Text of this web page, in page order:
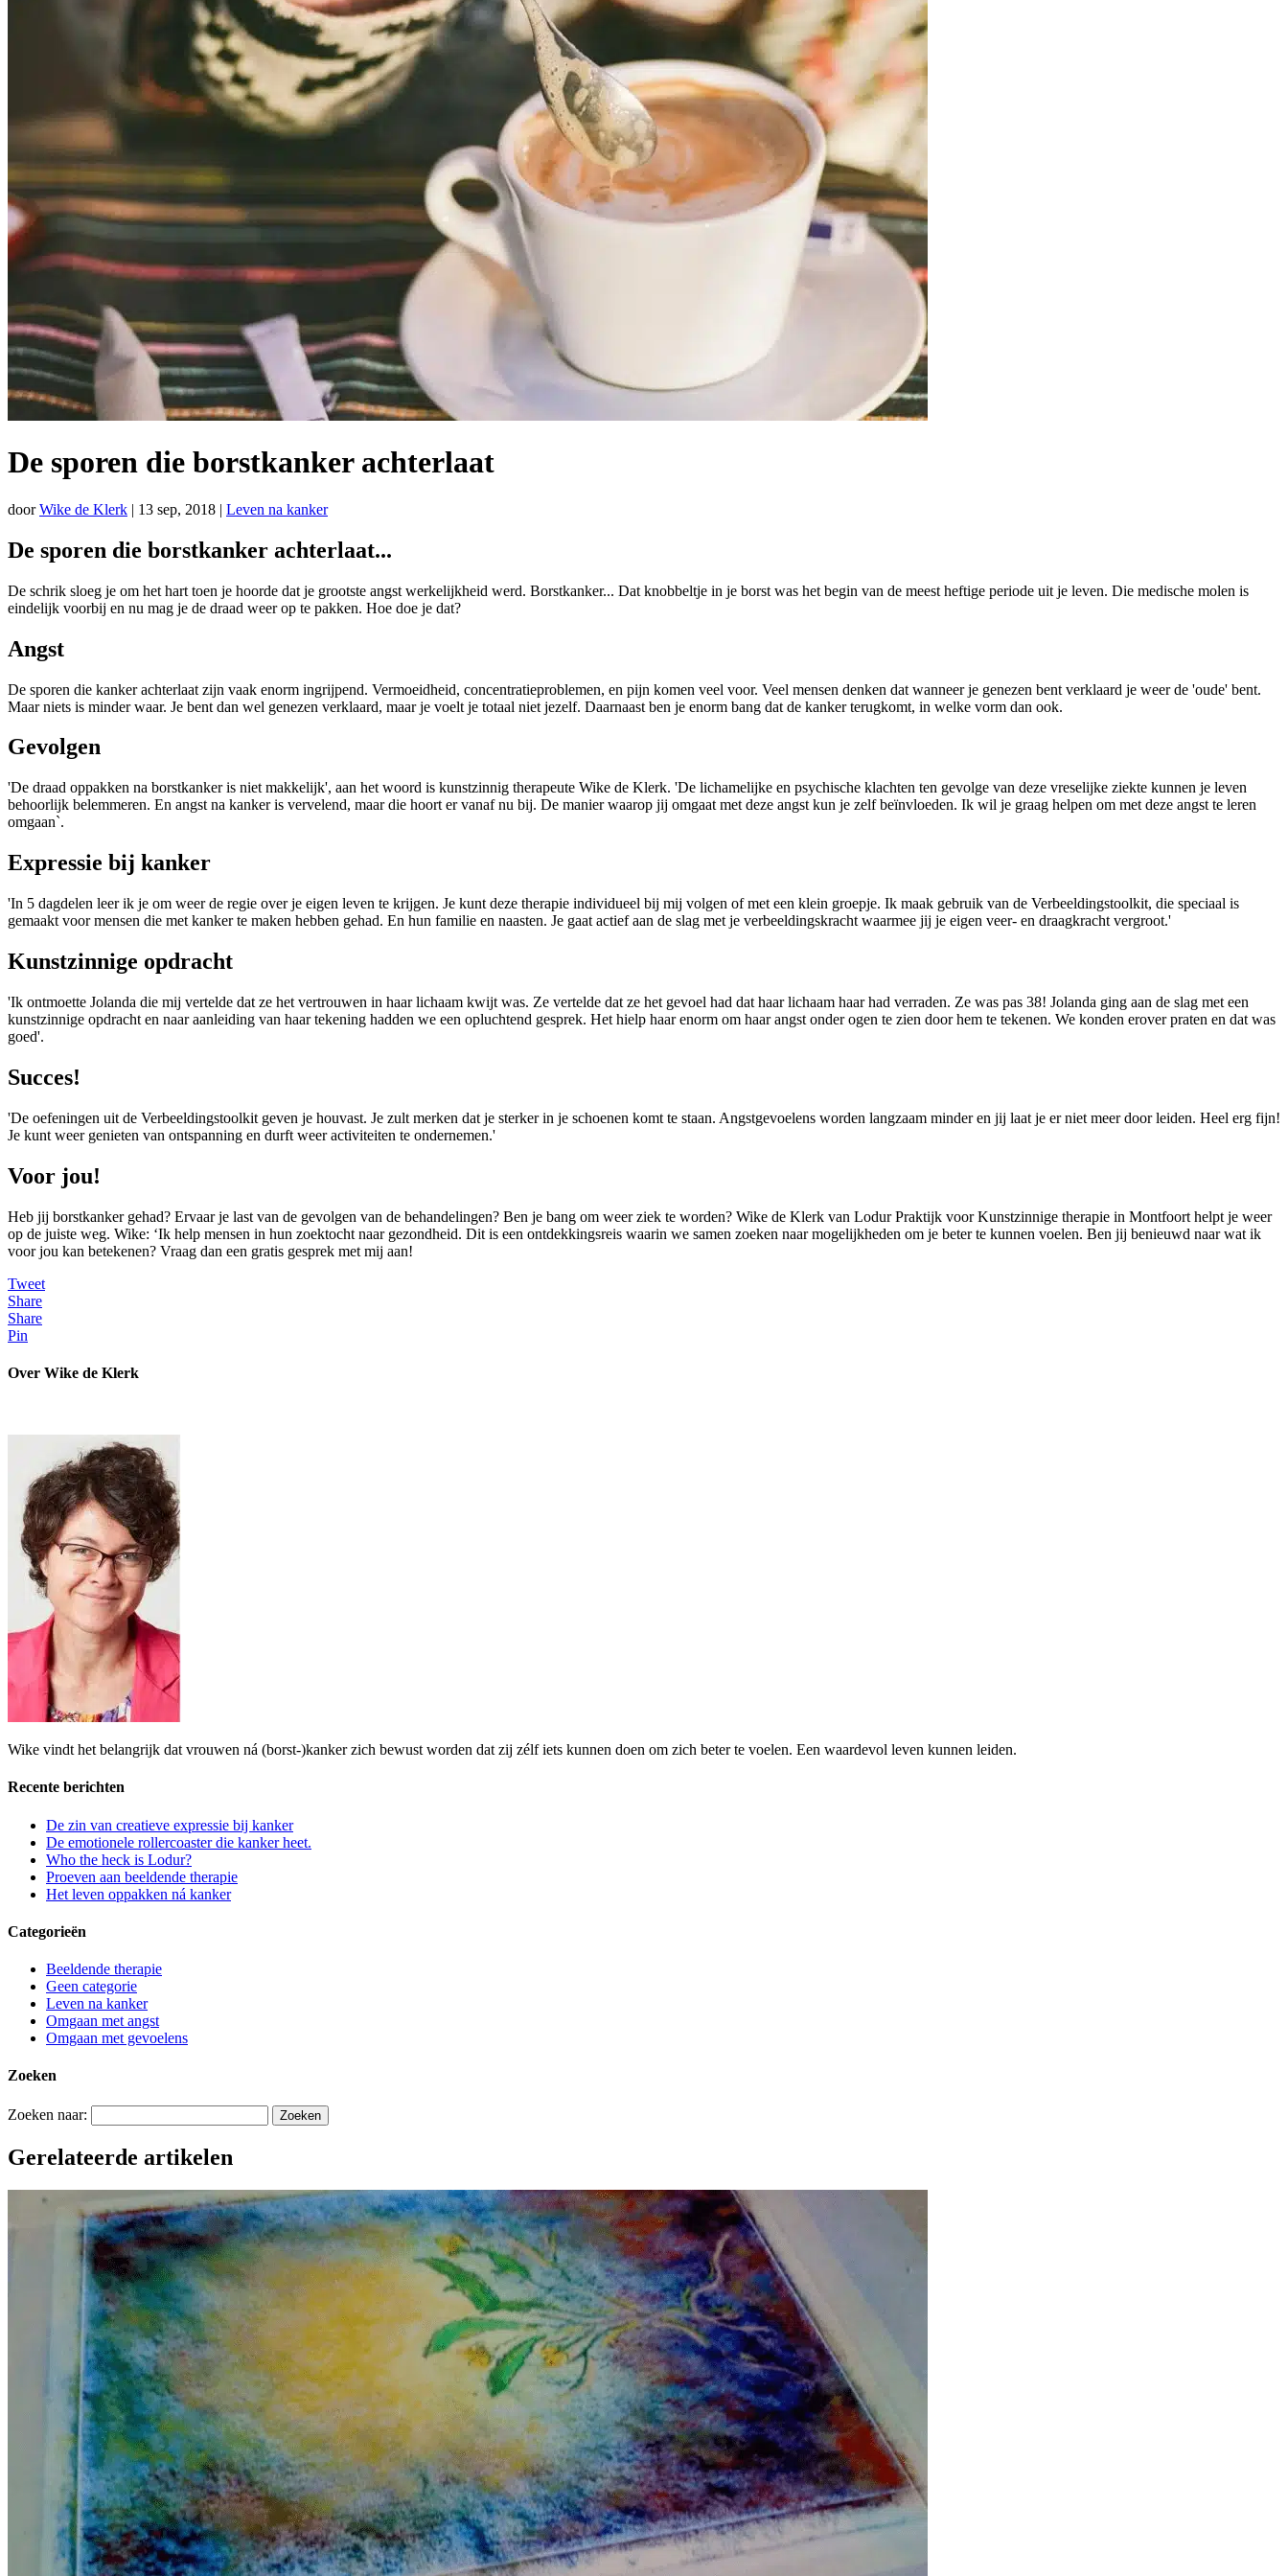
De sporen die borstkanker achterlaat
doorWike de Klerk | 13 sep, 2018 | Leven na kanker
De sporen die borstkanker achterlaat...
De schrik sloeg je om het hart toen je hoorde dat je grootste angst werkelijkheid werd. Borstkanker... Dat knobbeltje in je borst was het begin van de meest heftige periode uit je leven. Die medische molen is
eindelijk voorbij en nu mag je de draad weer op te pakken. Hoe doe je dat?
Angst
De sporen die kanker achterlaat zijn vaak enorm ingrijpend. Vermoeidheid, concentratieproblemen, en pijn komen veel voor. Veel mensen denken dat wanneer je genezen bent verklaard je weer de 'oude' bent.
Maar niets is minder waar. Je bent dan wel genezen verklaard, maar je voelt je totaal niet jezelf. Daarnaast ben je enorm bang dat de kanker terugkomt, in welke vorm dan ook.
Gevolgen
'De draad oppakken na borstkanker is niet makkelijk', aan het woord is kunstzinnig therapeute Wike de Klerk. 'De lichamelijke en psychische klachten ten gevolge van deze vreselijke ziekte kunnen je leven
behoorlijk belemmeren. En angst na kanker is vervelend, maar die hoort er vanaf nu bij. De manier waarop jij omgaat met deze angst kun je zelf beïnvloeden. Ik wil je graag helpen om met deze angst te leren
omgaan`.
Expressie bij kanker
'In 5 dagdelen leer ik je om weer de regie over je eigen leven te krijgen. Je kunt deze therapie individueel bij mij volgen of met een klein groepje. Ik maak gebruik van de Verbeeldingstoolkit, die speciaal is
gemaakt voor mensen die met kanker te maken hebben gehad. En hun familie en naasten. Je gaat actief aan de slag met je verbeeldingskracht waarmee jij je eigen veer- en draagkracht vergroot.'
Kunstzinnige opdracht
'Ik ontmoette Jolanda die mij vertelde dat ze het vertrouwen in haar lichaam kwijt was. Ze vertelde dat ze het gevoel had dat haar lichaam haar had verraden. Ze was pas 38! Jolanda ging aan de slag met een
kunstzinnige opdracht en naar aanleiding van haar tekening hadden we een opluchtend gesprek. Het hielp haar enorm om haar angst onder ogen te zien door hem te tekenen. We konden erover praten en dat was
goed'.
Succes!
'De oefeningen uit de Verbeeldingstoolkit geven je houvast. Je zult merken dat je sterker in je schoenen komt te staan. Angstgevoelens worden langzaam minder en jij laat je er niet meer door leiden. Heel erg fijn!
Je kunt weer genieten van ontspanning en durft weer activiteiten te ondernemen.'
Voor jou!
Heb jij borstkanker gehad? Ervaar je last van de gevolgen van de behandelingen? Ben je bang om weer ziek te worden? Wike de Klerk van Lodur Praktijk voor Kunstzinnige therapie in Montfoort helpt je weer
op de juiste weg. Wike: ‘Ik help mensen in hun zoektocht naar gezondheid. Dit is een ontdekkingsreis waarin we samen zoeken naar mogelijkheden om je beter te kunnen voelen. Ben jij benieuwd naar wat ik
voor jou kan betekenen? Vraag dan een gratis gesprek met mij aan!
Tweet
Share
Share
Pin
Over Wike de Klerk
Wike vindt het belangrijk dat vrouwen ná (borst-)kanker zich bewust worden dat zij zélf iets kunnen doen om zich beter te voelen. Een waardevol leven kunnen leiden.
Recente berichten
De zin van creatieve expressie bij kanker
De emotionele rollercoaster die kanker heet.
Who the heck is Lodur?
Proeven aan beeldende therapie
Het leven oppakken ná kanker
Categorieën
Beeldende therapie
Geen categorie
Leven na kanker
Omgaan met angst
Omgaan met gevoelens
Zoeken
Zoeken naar:
Gerelateerde artikelen